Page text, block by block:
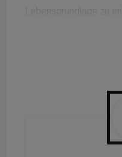
regionalen Akteure zu
einzubeziehen.„
Antrag der drei
Kuenzer, Gerhard